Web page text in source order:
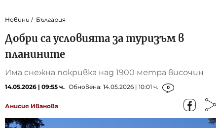
Новини България
Добри са условията за туризъм в
планините
Има снежна покривка над 1900 метра височин
14.05.2026 | 09:55 ч. Обновена: 14.05.2026 | 10:01 ч. 0
Анисия Иванова